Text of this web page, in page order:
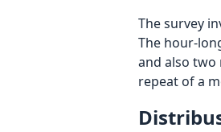
The survey
The hour-
and also two
repeat of a